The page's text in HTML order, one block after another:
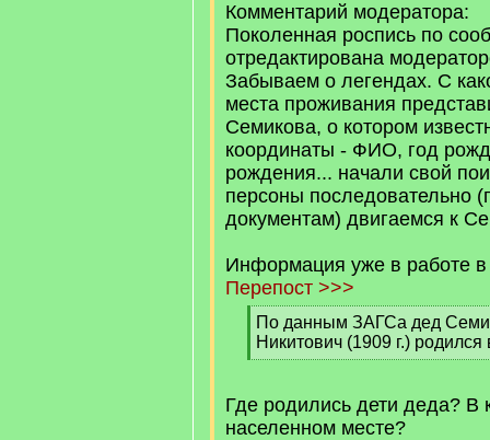
Комментарий модератора:
Поколенная роспись по
отредактирована
Забываем о легендах. С
места проживания
Семикова, о котором
координаты - ФИО, год
рождения... начали свой
персоны последовательно
документам) двигаемся к
Информация уже в работе в
Перепост >>>
[
q
]
По данным ЗАГСа дед
Никитович (1909 г.) родился
[
q
]
Где родились дети деда? В
населенном месте?